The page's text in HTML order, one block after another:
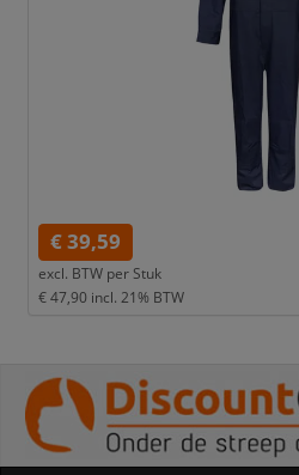
€ 39,59
excl. BTW per Stuk
€ 47,90 incl. 21% BTW